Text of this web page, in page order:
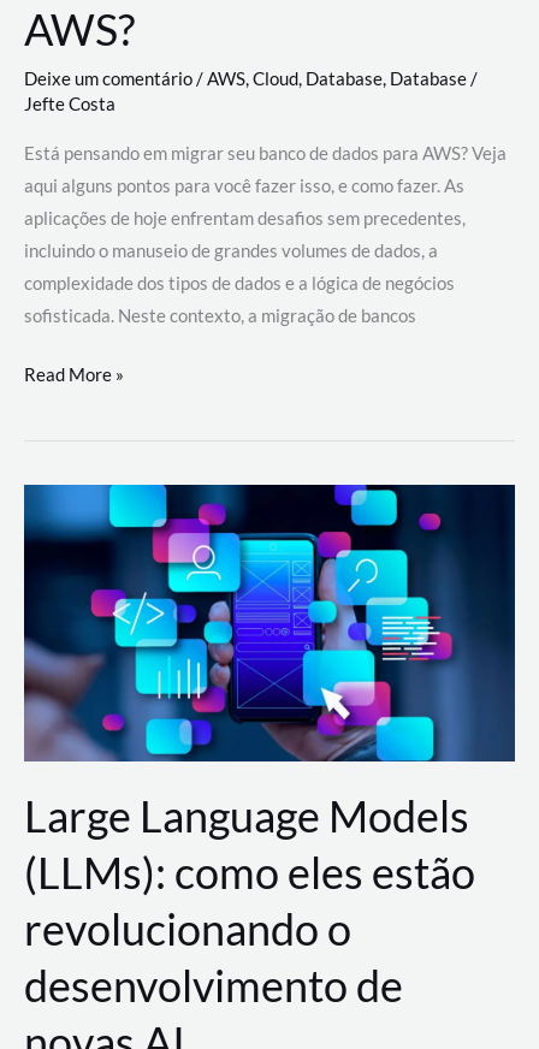
AWS?
Deixe um comentário/AWS,Cloud, Database, Database/
Jefte Costa
Está pensando em migrar seu banco de dados para AWS? Veja
aqui alguns pontos para você fazer isso, e como fazer. As
aplicações de hoje enfrentam desafios sem precedentes,
incluindo o manuseio de grandes volumes de dados, a
complexidade dos tipos de dados e a lógica de negócios
sofisticada. Neste contexto, a migração de bancos
Por
migrar
de
a
AWS?
Read More »
Large Language Models
(LLMs): como eles estão
revolucionando o
desenvolvimento de